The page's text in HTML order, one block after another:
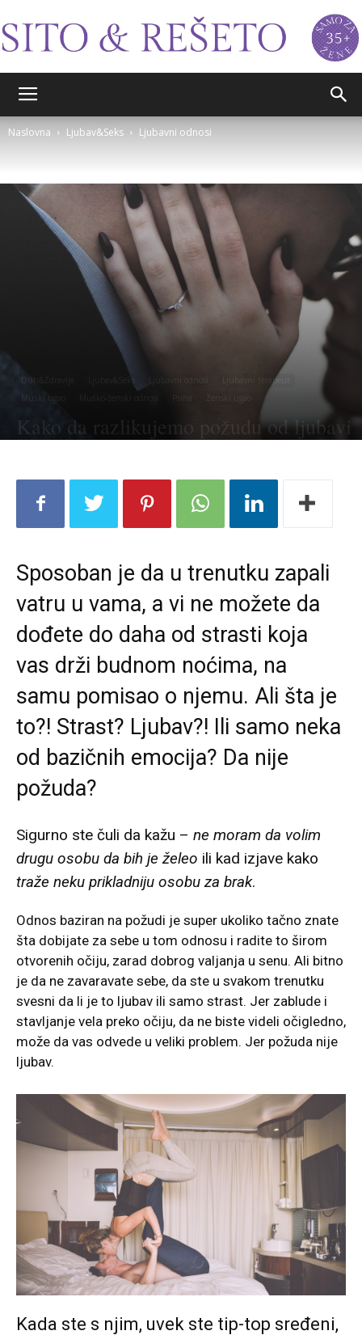
Naslovna Ljubav&Seks Ljubavni odnosi
Duh&Zdravlje Ljubav&Seks
Ljubavni terapeut
Muški ugao
Kako da razlikujemo požudu od ljubavi
Sposoban je da u trenutku zapali
vatru u vama, a vi ne možete da
dođete do daha od strasti koja
vas drži budnom noćima, na
samu pomisao o njemu. Ali šta je
to?! Strast? Ljubav?! Ili samo neka
od bazičnih emocija? Da nije
požuda?
Sigurno ste čuli da kažu – ne moram da volim
drugu osobu da bih je želeo ili kad izjave kako
traže neku prikladniju osobu za brak.
Odnos baziran na požudi je super ukoliko tačno znate
šta dobijate za sebe u tom odnosu i radite to širom
otvorenih očiju, zarad dobrog valjanja u senu. Ali bitno
je da ne zavaravate sebe, da ste u svakom trenutku
svesni da li je to ljubav ili samo strast. Jer zablude i
stavljanje vela preko očiju, da ne biste videli očigledno,
može da vas odvede u veliki problem. Jer požuda nije
ljubav.
Kada ste s njim, uvek ste tip-top sređeni,